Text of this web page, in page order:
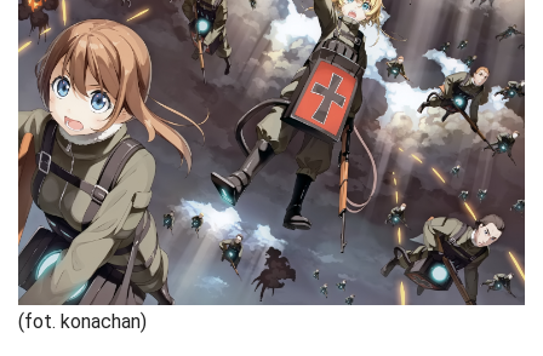
(fot. konachan)